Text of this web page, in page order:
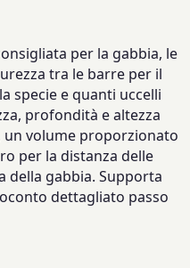
per la gabbia, le
tra le barre per il
specie e quanti uccelli
profondità e altezza
un volume proporzionato
per la distanza delle
della gabbia. Supporta
dettagliato passo